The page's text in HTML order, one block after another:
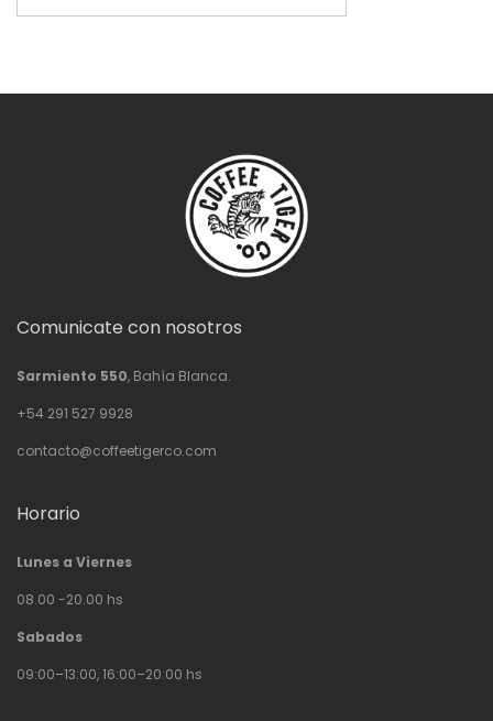
Comunicate con nosotros
Sarmiento 550, Bahía Blanca.
+54 291 527 9928
contacto@coffeetigerco.com
Horario
Lunes a Viernes
08.00 -20.00 hs
Sabados
09:00–13:00, 16:00–20:00 hs